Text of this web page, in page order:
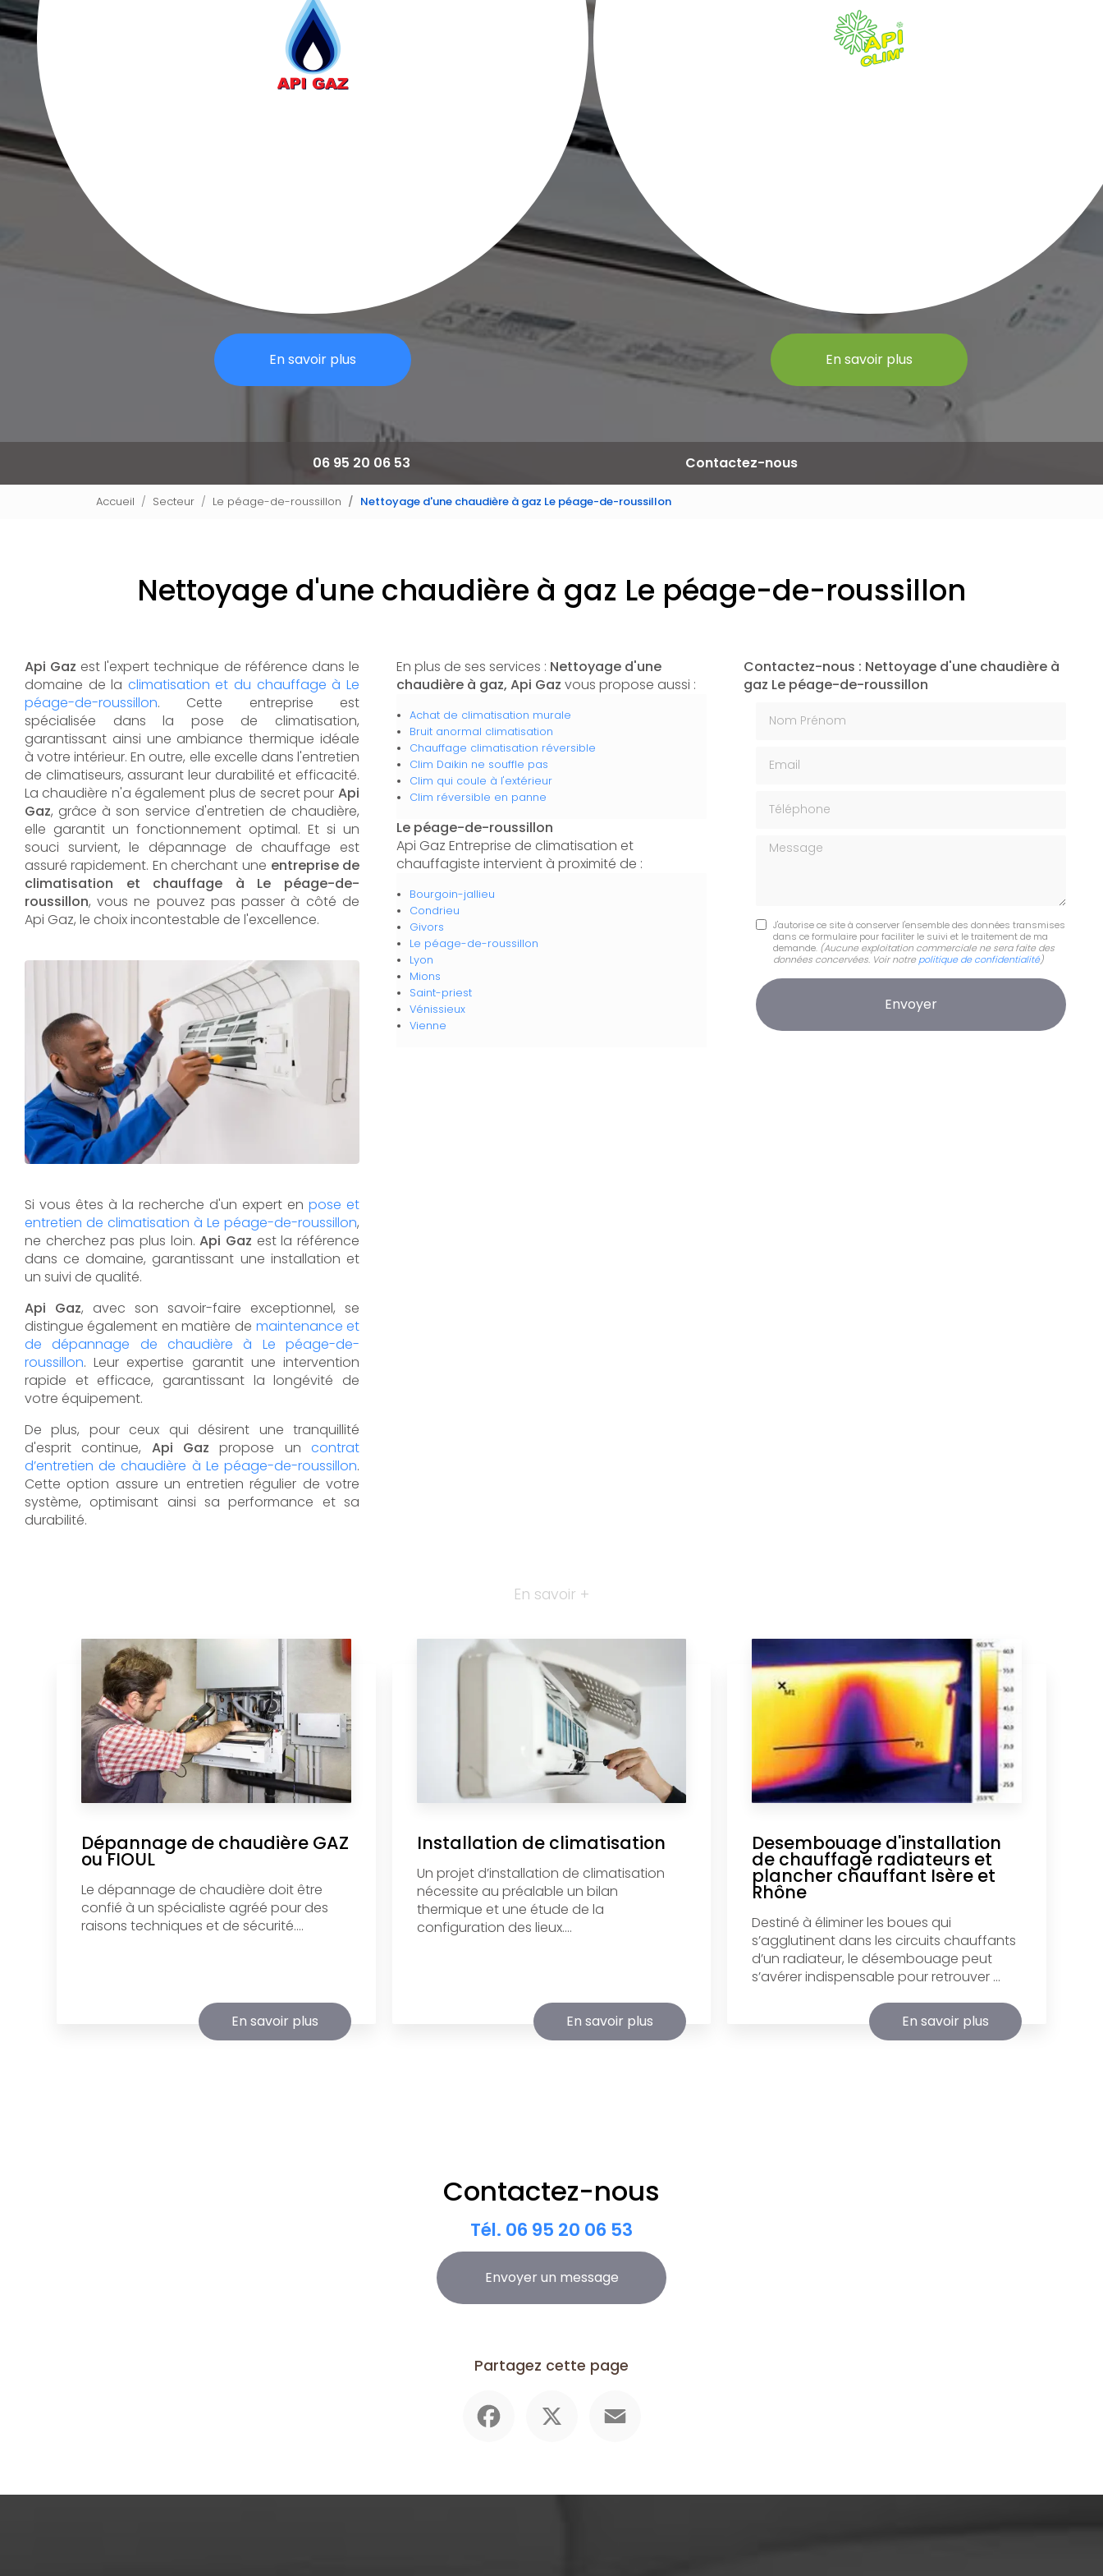
En savoir plus En savoir plus
06 95 20 06 53 Contactez-nous
Accueil Secteur Le péage-de-roussillon Nettoyage d'une chaudière à gaz Le péage-de-roussillon
Nettoyage d'une chaudière à gaz Le péage-de-roussillon
Api Gaz est l'expert technique de référence dans le
domaine de la climatisation et du chauffage à Le
péage-de-roussillon. Cette entreprise est
spécialisée dans la pose de climatisation,
garantissant ainsi une ambiance thermique idéale
à votre intérieur. En outre, elle excelle dans l'entretien
de climatiseurs, assurant leur durabilité et efficacité.
La chaudière n'a également plus de secret pour Api
Gaz, grâce à son service d'entretien de chaudière,
elle garantit un fonctionnement optimal. Et si un
souci survient, le dépannage de chauffage est
assuré rapidement. En cherchant une entreprise de
climatisation et chauffage à Le péage-de-
roussillon, vous ne pouvez pas passer à côté de
Api Gaz, le choix incontestable de l'excellence.
Si vous êtes à la recherche d'un expert en pose et
entretien de climatisation à Le péage-de-roussillon,
ne cherchez pas plus loin.Api Gaz est la référence
dans ce domaine, garantissant une installation et
un suivi de qualité.
Api Gaz, avec son savoir-faire exceptionnel, se
distingue également en matière de maintenance et
de dépannage de chaudière à Le péage-de-
roussillon. Leur expertise garantit une intervention
rapide et efficace, garantissant la longévité de
votre équipement.
De plus, pour ceux qui désirent une tranquillité
d'esprit continue, Api Gaz propose uncontrat
d’entretien de chaudière à Le péage-de-roussillon.
Cette option assure un entretien régulier de votre
système, optimisant ainsi sa performance et sa
durabilité.
En plus de ses services : Nettoyage d'une
chaudière à gaz, Api Gaz vous propose aussi :
Achat de climatisation murale
Bruit anormal climatisation
Chauffage climatisation réversible
Clim Daikin ne souffle pas
Clim qui coule à l'extérieur
Clim réversible en panne
Le péage-de-roussillon
Api Gaz Entreprise de climatisation et
chauffagiste intervient à proximité de :
Bourgoin-jallieu
Condrieu
Givors
Le péage-de-roussillon
Lyon
Mions
Saint-priest
Vénissieux
Vienne
Contactez-nous : Nettoyage d'une chaudière à
gaz Le péage-de-roussillon
Message
J'autorise ce site à conserver l'ensemble des données transmises
dans ce formulaire pour faciliter le suivi et le traitement de ma
demande. (Aucune exploitation commerciale ne sera faite des
données concervées. Voir notre politique de confidentialité)
En savoir +
Dépannage de chaudière GAZ
ou FIOUL
Le dépannage de chaudière doit être
confié à un spécialiste agréé pour des
raisons techniques et de sécurité....
En savoir plus
Installation de climatisation
Un projet d’installation de climatisation
nécessite au préalable un bilan
thermique et une étude de la
configuration des lieux....
En savoir plus
Desembouage d'installation
de chauffage radiateurs et
plancher chauffant Isère et
Rhône
Destiné à éliminer les boues qui
s’agglutinent dans les circuits chauffants
d’un radiateur, le désembouage peut
s’avérer indispensable pour retrouver ...
En savoir plus
Contactez-nous
Tél. 06 95 20 06 53
Envoyer un message
Partagez cette page